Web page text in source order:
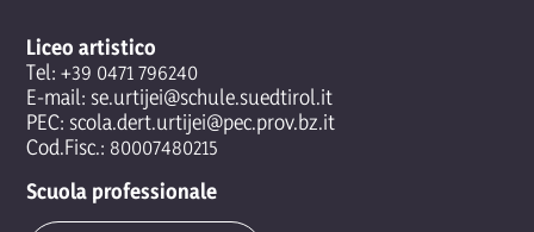
Liceo artistico
Tel: +39 0471 796240
E-mail: se.urtijei@schule.suedtirol.it
PEC: scola.dert.urtijei@pec.prov.bz.it
Cod.Fisc.: 80007480215
Scuola professionale